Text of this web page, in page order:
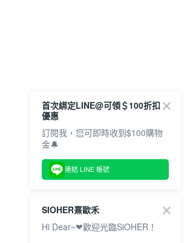
首次綁定LINE@可領＄100折扣
優惠
訂閱我，您可即時收到$100購物
金🔔
連結 LINE 帳號
SIOHER熹歐禾
Hi Dear~❤歡迎光臨SiOHER！